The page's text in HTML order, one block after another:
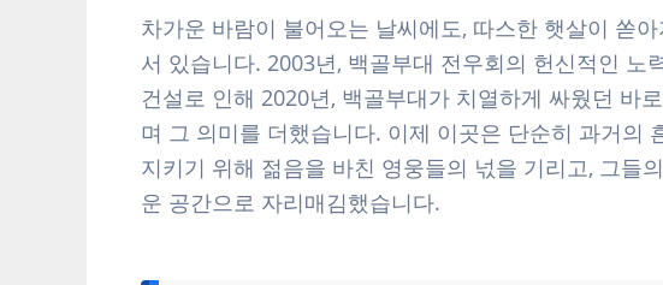
차가운 바람이 불어오는 날씨에도, 따스한 햇살이 쏟
서 있습니다. 2003년, 백골부대 전우회의 헌신적인 노
건설로 인해 2020년, 백골부대가 치열하게 싸웠던 바
며 그 의미를 더했습니다. 이제 이곳은 단순히 과거의
지키기 위해 젊음을 바친 영웅들의 넋을 기리고, 그들
운 공간으로 자리매김했습니다.